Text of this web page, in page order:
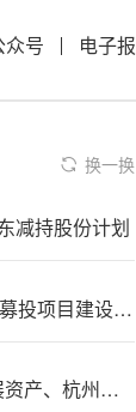
众号 电子报
换一换
减持股份计划
钜泉科—技;延长三个募投项目建设期一年 终止临港研发中心建设项目
华鼎股份：股东发?展资产、杭州越骏计划减持合计不超3%公司股份